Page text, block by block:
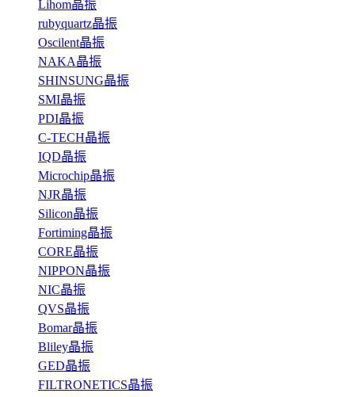
Lihom晶振
rubyquartz晶振
Oscilent晶振
NAKA晶振
SHINSUNG晶振
SMI晶振
PDI晶振
C-TECH晶振
IQD晶振
Microchip晶振
NJR晶振
Silicon晶振
Fortiming晶振
CORE晶振
NIPPON晶振
NIC晶振
QVS晶振
Bomar晶振
Bliley晶振
GED晶振
FILTRONETICS晶振